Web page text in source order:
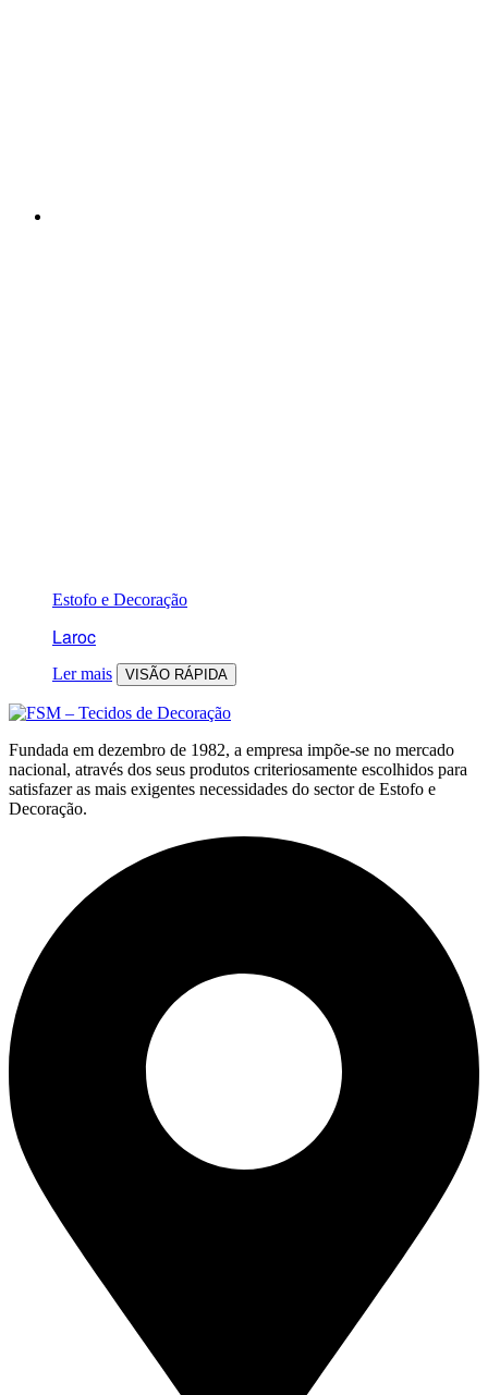
Estofo e Decoração
Laroc
Ler mais VISÃO RÁPIDA
Fundada em dezembro de 1982, a empresa impõe-se no mercado
nacional, através dos seus produtos criteriosamente escolhidos para
satisfazer as mais exigentes necessidades do sector de Estofo e
Decoração.